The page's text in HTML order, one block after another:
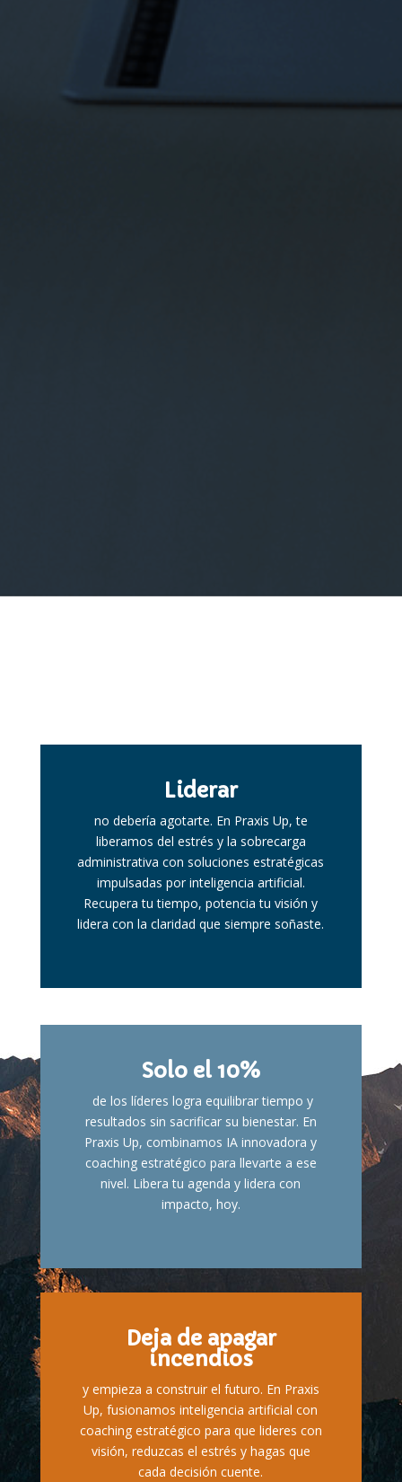
Liderar
no debería agotarte. En Praxis Up, te
liberamos del estrés y la sobrecarga
administrativa con soluciones estratégicas
impulsadas por inteligencia artificial.
Recupera tu tiempo, potencia tu visión y
lidera con la claridad que siempre soñaste.
Solo el 10%
de los líderes logra equilibrar tiempo y
resultados sin sacrificar su bienestar. En
Praxis Up, combinamos IA innovadora y
coaching estratégico para llevarte a ese
nivel. Libera tu agenda y lidera con
impacto, hoy.
Deja de apagar
incendios
y empieza a construir el futuro. En Praxis
Up, fusionamos inteligencia artificial con
coaching estratégico para que lideres con
visión, reduzcas el estrés y hagas que
cada decisión cuente.